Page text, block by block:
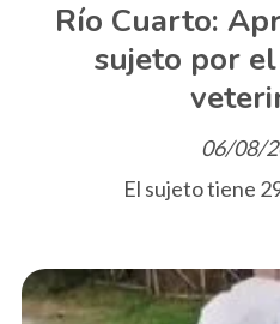
Río Cuarto:
sujeto por
06/08/
El sujeto tiene